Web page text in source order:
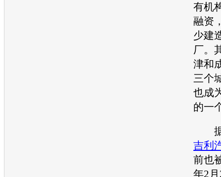
有机
融资
少建
厂。
津和
三个
也成
的一
据
吉利
前也
年2